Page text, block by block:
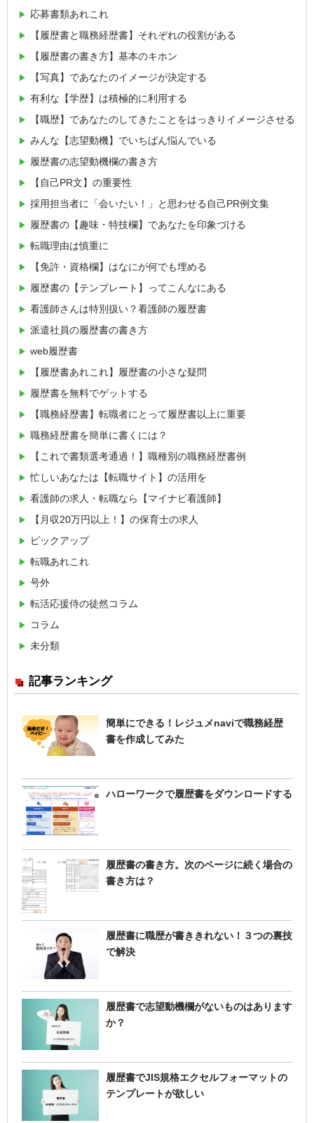
応募書類あれこれ
【履歴書と職務経歴書】それぞれの役割がある
【履歴書の書き方】基本のキホン
【写真】であなたのイメージが決定する
有利な【学歴】は積極的に利用する
【職歴】であなたのしてきたことをはっきりイメージさせる
みんな【志望動機】でいちばん悩んでいる
履歴書の志望動機欄の書き方
【自己PR文】の重要性
採用担当者に「会いたい！」と思わせる自己PR例文集
履歴書の【趣味・特技欄】であなたを印象づける
転職理由は慎重に
【免許・資格欄】はなにが何でも埋める
履歴書の【テンプレート】ってこんなにある
看護師さんは特別扱い？看護師の履歴書
派遣社員の履歴書の書き方
web履歴書
【履歴書あれこれ】履歴書の小さな疑問
履歴書を無料でゲットする
【職務経歴書】転職者にとって履歴書以上に重要
職務経歴書を簡単に書くには？
【これで書類選考通過！】職種別の職務経歴書例
忙しいあなたは【転職サイト】の活用を
看護師の求人・転職なら【マイナビ看護師】
【月収20万円以上！】の保育士の求人
ピックアップ
転職あれこれ
号外
転活応援侍の徒然コラム
コラム
未分類
記事ランキング
簡単にできる！レジュメnaviで職務経歴
書を作成してみた
ハローワークで履歴書をダウンロードする
履歴書の書き方。次のページに続く場合の
書き方は？
履歴書に職歴が書ききれない！３つの裏技
で解決
履歴書で志望動機欄がないものはあります
か？
履歴書でJIS規格エクセルフォーマットの
テンプレートが欲しい